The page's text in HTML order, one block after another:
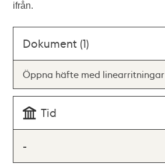
ifrån.
Dokument (1)
Öppna häfte med linearritningar
Tid
-